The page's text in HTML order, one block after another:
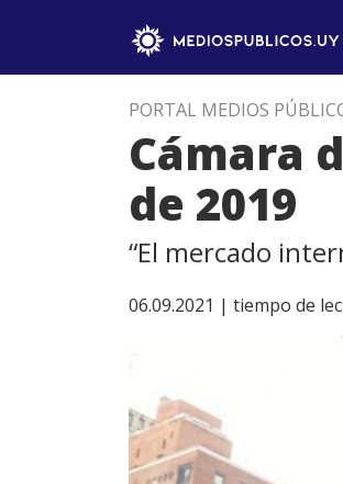
PORTAL MEDIOS
Cámara
de 2019
“El mercado
06.09.2021 | tiempo de